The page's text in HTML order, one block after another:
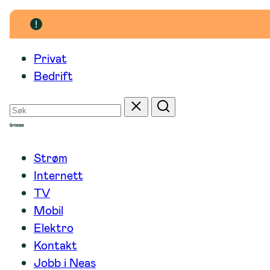
Hopp
Privat
Bedrift
Søk
etter
Tilbakestill
Søk
Strøm
Internett
TV
Mobil
Elektro
Kontakt
Jobb i Neas